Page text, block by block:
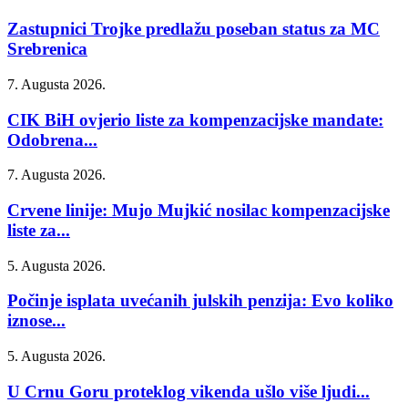
Zastupnici Trojke predlažu poseban status za MC
Srebrenica
7. Augusta 2026.
CIK BiH ovjerio liste za kompenzacijske mandate:
Odobrena...
7. Augusta 2026.
Crvene linije: Mujo Mujkić nosilac kompenzacijske
liste za...
5. Augusta 2026.
Počinje isplata uvećanih julskih penzija: Evo koliko
iznose...
5. Augusta 2026.
U Crnu Goru proteklog vikenda ušlo više ljudi...